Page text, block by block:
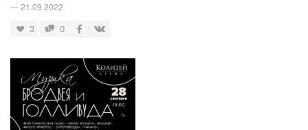
—21.09.2022
3 0